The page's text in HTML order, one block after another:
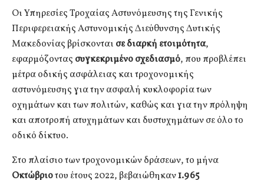
Οι Υπηρεσίες Τροχαίας Αστυνόμευσης της Γενικής
Περιφερειακής Αστυνομικής Διεύθυνσης Δυτικής
Μακεδονίας βρίσκονται σε διαρκή ετοιμότητα,
εφαρμόζοντας συγκεκριμένο σχεδιασμό, που προβλέπει
μέτρα οδικής ασφάλειας και τροχονομικής
αστυνόμευσης για την ασφαλή κυκλοφορία των
οχημάτων και των πολιτών, καθώς και για την πρόληψη
και αποτροπή ατυχημάτων και δυστυχημάτων σε όλο το
οδικό δίκτυο.
Στο πλαίσιο των τροχονομικών δράσεων, το μήνα
Οκτώβριοτου έτους 2022, βεβαιώθηκαν1.965